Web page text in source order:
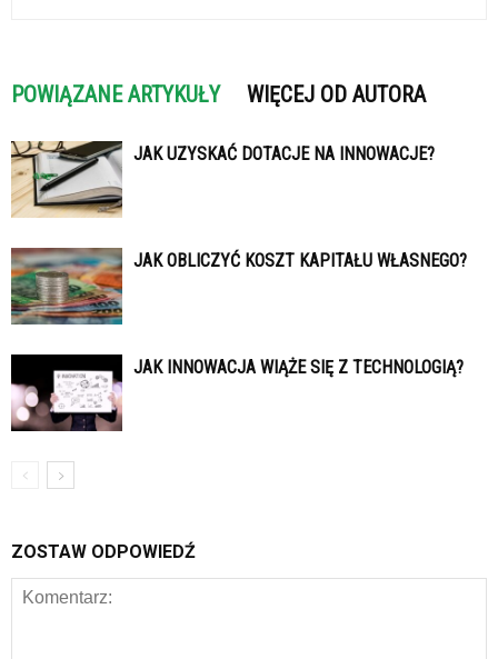
POWIĄZANE ARTYKUŁY WIĘCEJ OD AUTORA
JAK UZYSKAĆ DOTACJE NA INNOWACJE?
JAK OBLICZYĆ KOSZT KAPITAŁU WŁASNEGO?
JAK INNOWACJA WIĄŻE SIĘ Z TECHNOLOGIĄ?
ZOSTAW ODPOWIEDŹ